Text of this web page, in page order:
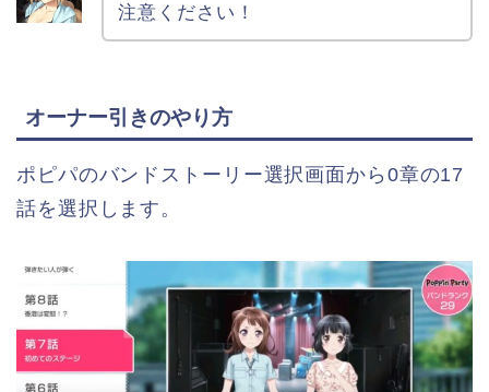
注意ください！
オーナー引きのやり方
ポピパのバンドストーリー選択画面から0章の17
話を選択します。